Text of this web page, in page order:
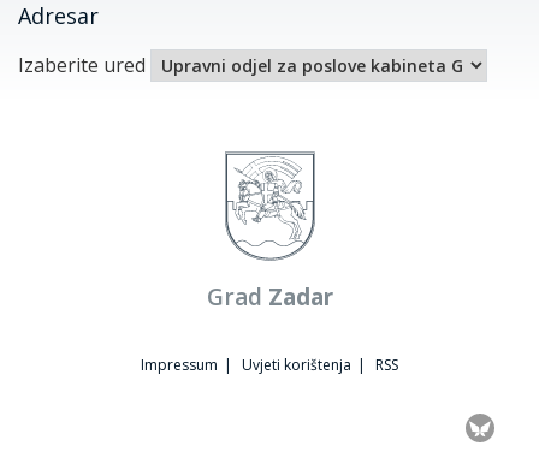
Adresar
Izaberite ured
Grad Zadar
Impressum | Uvjeti korištenja | RSS